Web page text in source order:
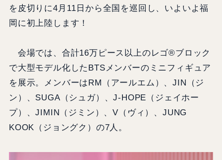
を皮切りに4月11日から全国を巡回し、いよいよ福
岡に初上陸します！
会場では、合計16万ピース以上のレゴ®ブロック
で大型モデル化したBTSメンバーのミニフィギュア
を展示。メンバーはRM（アールエム）、JIN（ジ
ン）、SUGA（シュガ）、J-HOPE（ジェイホー
プ）、JIMIN（ジミン）、V（ヴィ）、JUNG
KOOK（ジョングク）の7人。